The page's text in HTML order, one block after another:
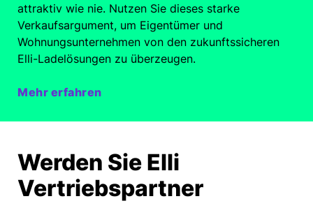
attraktiv wie nie. Nutzen Sie dieses starke
Verkaufsargument, um Eigentümer und
Wohnungsunternehmen von den zukunftssicheren
Elli-Ladelösungen zu überzeugen.
Mehr erfahren
Werden Sie Elli
Vertriebspartner